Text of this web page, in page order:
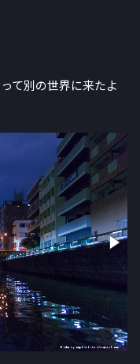
て別の世界に来たよ